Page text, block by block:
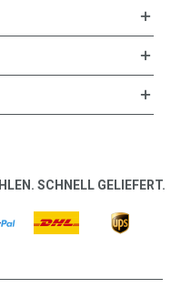
SCHNELL GELIEFERT.